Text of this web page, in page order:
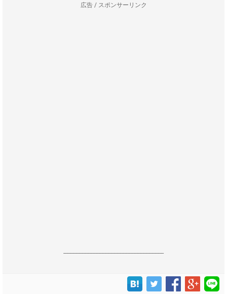
広告 / スポンサーリンク
------------------------------------------------------------------